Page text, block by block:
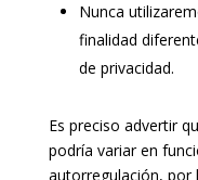
Nunca
finalidad
de privacidad.
Es preciso advertir
podría variar en
autorregulación, por